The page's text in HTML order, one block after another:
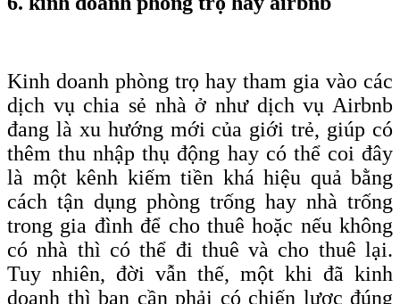
Kinh doanh phòng trọ hay tham gia vào các
dịch vụ chia sẻ nhà ở như dịch vụ Airbnb
đang là xu hướng mới của giới trẻ, giúp có
thêm thu nhập thụ động hay có thể coi đây
là một kênh kiếm tiền khá hiệu quả bằng
cách tận dụng phòng trống hay nhà trống
trong gia đình để cho thuê hoặc nếu không
có nhà thì có thể đi thuê và cho thuê lại.
Tuy nhiên, đời vẫn thế, một khi đã kinh
doanh thì bạn cần phải có chiến lược đúng